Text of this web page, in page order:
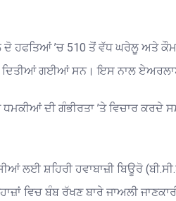
ਦੋ ਹਫਤਿਆਂ ’ਚ 510 ਤੋਂ ਵੱਧ ਘਰੇਲੂ
ਦਿਤੀਆਂ ਗਈਆਂ ਸਨ। ਇਸ ਨਾਲ
ਧਮਕੀਆਂ ਦੀ ਗੰਭੀਰਤਾ ’ਤੇ ਵਿਚਾਰ
ਲਈ ਸ਼ਹਿਰੀ ਹਵਾਬਾਜ਼ੀ ਬਿਊਰੋ
ਵਿਚ ਬੰਬ ਰੱਖਣ ਬਾਰੇ ਜਾਅਲੀ